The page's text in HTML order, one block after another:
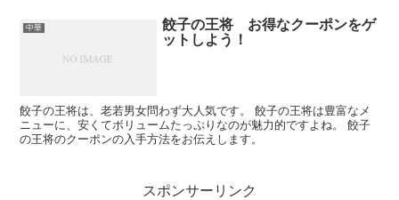
中華
餃子の王将 お得なクーポンをゲ
ットしよう！
餃子の王将は、老若男女問わず大人気です。 餃子の王将は豊富なメ
ニューに、安くてボリュームたっぷりなのが魅力的ですよね。 餃子
の王将のクーポンの入手方法をお伝えします。
スポンサーリンク